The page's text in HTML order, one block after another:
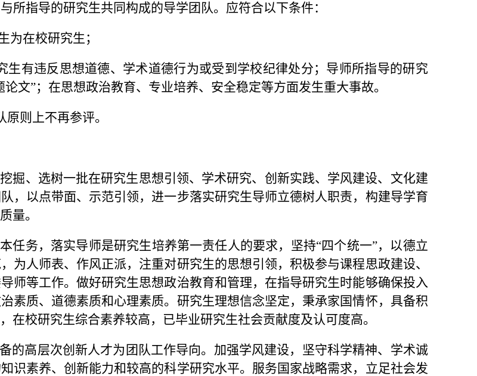
所指导的研究生共同构成的导学团队。应符合以下条件：
为在校研究生；
有违反思想道德、学术道德行为或受到学校纪律处分； 导师所指导的研究
文”；在思想政治教育、专业培养、安全稳定等方面发生重大事故。
原则上不再参评。
掘、选树一批在研究生思想引领、学术研究、创新实践、学风建设、文化建
，以点带面、示范引领，进一步落实研究生导师立德树人职责，构建导学育
量。
任务， 落实导师是研究生培养第一责任人的要求，坚持“四个统一”， 以德立
为人师表、作风正派，注重对研究生的思想引领，积极参与课程思政建设、
师等工作。做好研究生思想政治教育和管理，在指导研究生时能够确保投入
素质、道德素质和心理素质。研究生理想信念坚定，秉承家国情怀，具备积
在校研究生综合素养较高，已毕业研究生社会贡献度及认可度高。
的高层次创新人才为团队工作导向。加强学风建设，坚守科学精神、学术诚
识素养、创新能力和较高的科学研究水平。服务国家战略需求，立足社会发